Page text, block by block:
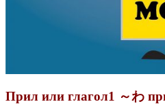
Прил или глагол1 ～わ